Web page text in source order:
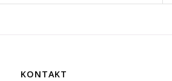
KONTAKT